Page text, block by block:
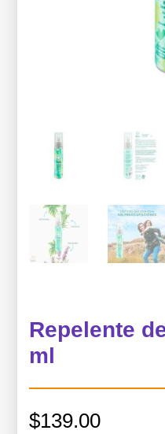
Repelente
ml
$139.00